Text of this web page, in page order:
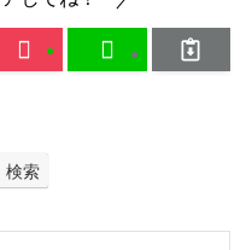
検索